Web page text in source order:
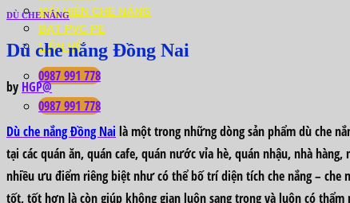
MÁI HIÊN CHE NẮNG
BẠT PVC PE
LIÊN HỆ
0987 991 778
0987 991 778
DÙ CHE NẮNG
Dù che nắng Đồng Nai
by HGP@
Dù che nắng Đồng Nai là một trong những dòng sản phẩm dù che
tại các quán ăn, quán cafe, quán nước vỉa hè, quán nhậu, nhà
nhiều ưu điểm riêng biệt như có thể bố trí diện tích che nắng –
tốt, tốt hơn là còn giúp không gian luôn sang trọng và luôn có